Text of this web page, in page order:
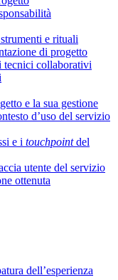
e rituali
di progetto
tecnici collaborativi
e la sua gestione
d’uso del servizio
e i touchpointdel
utente del servizio
ottenuta
dell’esperienza